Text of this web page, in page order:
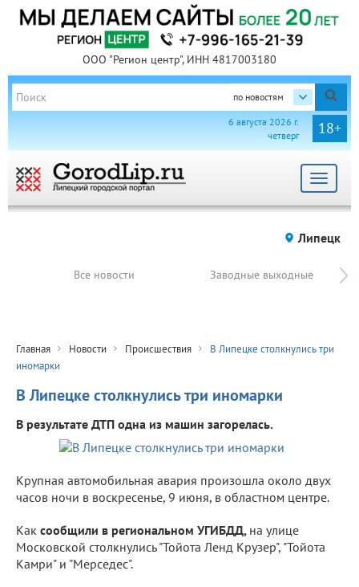
ООО "Регион центр", ИНН 4817003180
по новостям
18+
6 августа 2026 г.
четверг
Toggle
Липецк
Все новости Заводные выходные
Главная Новости Происшествия
В Липецке столкнулись три
иномарки
В Липецке столкнулись три иномарки
В результате ДТП одна из машин загорелась.
Крупная автомобильная авария произошла около двух
часов ночи в воскресенье, 9 июня, в областном центре.
Как сообщили в региональном УГИБДД, на улице
Московской столкнулись "Тойота Ленд Крузер", "Тойота
Камри" и "Мерседес".